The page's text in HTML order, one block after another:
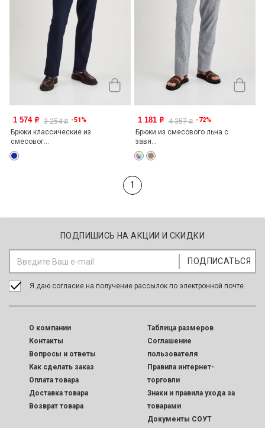
1 574 o 3 254o -51%
Брюки классические из
смесовог...
1 181 o 4 357o -72%
Брюки из смесового льна с
завя...
1
ПОДПИШИСЬ НА АКЦИИ И СКИДКИ
Я даю согласие на получение рассылок по электронной почте.
O компании
Контакты
Вопросы и ответы
Как сделать заказ
Оплата товара
Доставка товара
Возврат товара
Таблица размеров
Соглашение
пользователя
Правила интернет-
торговли
Знаки и правила ухода за
товарами
Документы СОУТ